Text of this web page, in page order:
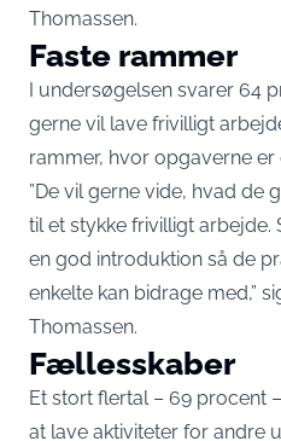
Thomassen.
Faste rammer
I undersøgelsen svarer 64
gerne vil lave frivilligt
rammer, hvor opgaverne er
”De vil gerne vide, hvad de
til et stykke frivilligt arbejde.
en god introduktion så de
enkelte kan bidrage med,”
Thomassen.
Fællesskaber
Et stort flertal – 69 procent
at lave aktiviteter for andre